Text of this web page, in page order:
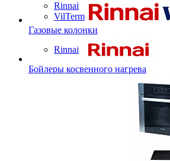
Rinnai
VilTerm
Газовые колонки
Rinnai
Бойлеры косвенного нагрева